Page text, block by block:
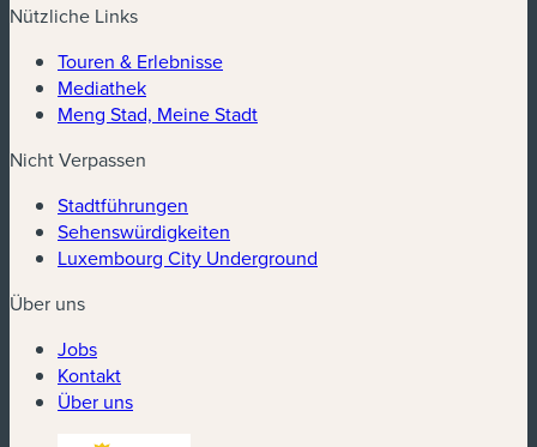
Nützliche Links
Touren & Erlebnisse
Mediathek
Meng Stad, Meine Stadt
Nicht Verpassen
Stadtführungen
Sehenswürdigkeiten
Luxembourg City Underground
Über uns
Jobs
Kontakt
Über uns